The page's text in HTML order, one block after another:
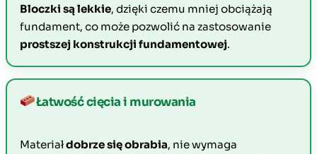
Bloczki są lekkie, dzięki czemu mniej obciążają
fundament, co może pozwolić na zastosowanie
prostszej konstrukcji fundamentowej.
Łatwość cięcia i murowania
Materiałdobrze się obrabia, nie wymaga